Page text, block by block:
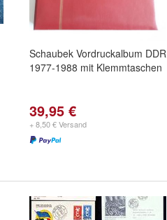
Schaubek Vordruckalbum DDR
1977-1988 mit Klemmtaschen
39,95 €
+ 8,50 € Versand